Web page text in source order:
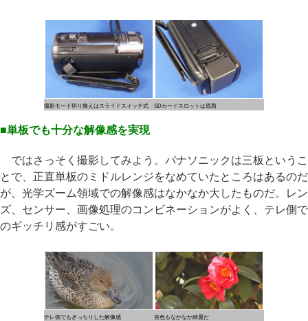
撮影モード切り換えはスライドスイッチ式 SDカードスロットは底面
■単板でも十分な解像感を実現
ではさっそく撮影してみよう。パナソニックは三板というこ
とで、正直単板のミドルレンジをなめていたところはあるのだ
が、光学ズーム領域での解像感はなかなか大したものだ。レン
ズ、センサー、画像処理のコンビネーションがよく、テレ側で
のギッチリ感がすごい。
テレ側でもぎっちりした解像感 発色もなかなか綺麗だ